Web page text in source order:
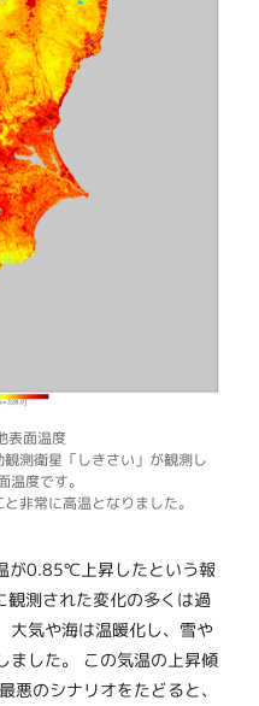
表面温度
測衛星「しきさい」が観測し
温度です。
非常に高温となりました。
が0.85℃上昇したという報
測された変化の多くは過
大気や海は温暖化し、雪や
ました。 この気温の上昇傾
悪のシナリオをたどると、